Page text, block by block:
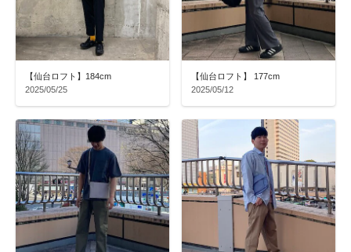
【仙台ロフト】184cm
2025/05/25
【仙台ロフト】 177cm
2025/05/12